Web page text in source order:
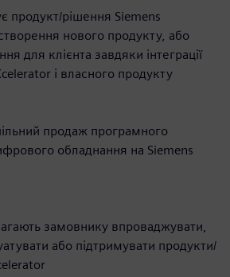
продукт/рішення Siemens
нового продукту, або
для клієнта завдяки інтеграції
і власного продукту
продаж програмного
обладнання на Siemens
замовнику впроваджувати,
або підтримувати продукти/